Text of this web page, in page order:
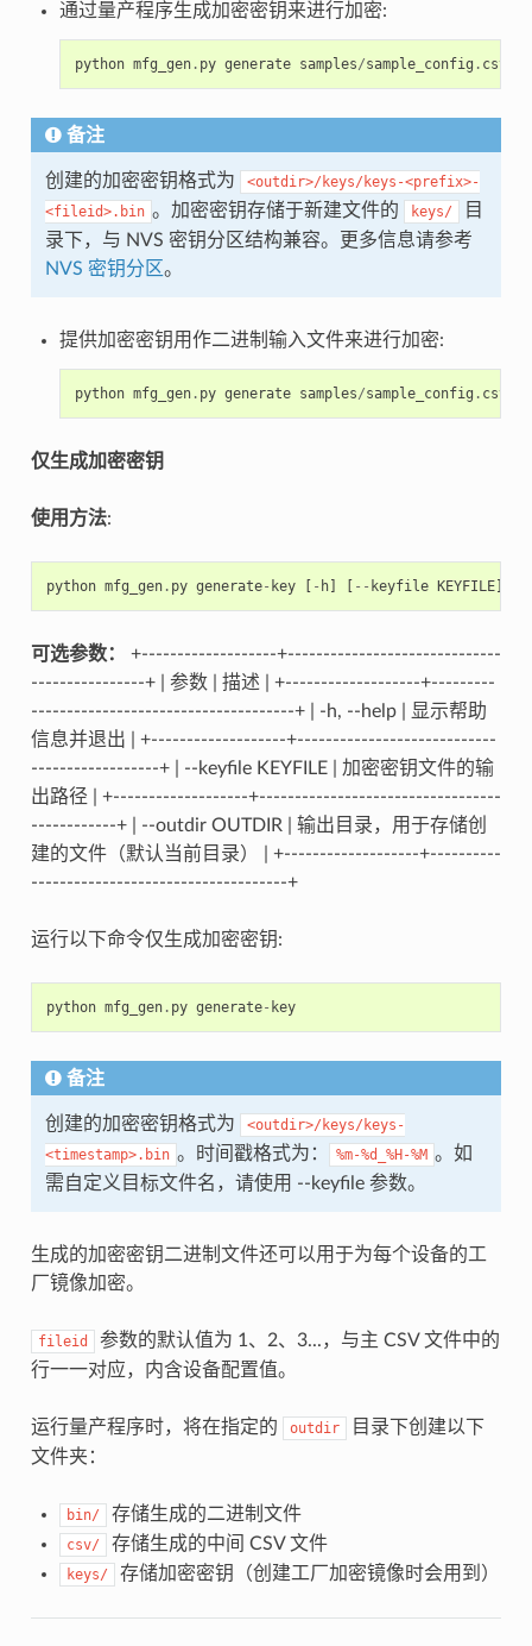
通过量产程序生成加密密钥来进行加密:
python mfg_gen. py generate samples/sample_config . csv
备注
创建的加密密钥格式为
<outdir>/keys/keys-<prefix>-
<fileid>.bin 。加密密钥存储于新建文件的 keys/
目
录下，与 NVS 密钥分区结构兼容。更多信息请参考
NVS 密钥分区。
提供加密密钥用作二进制输入文件来进行加密:
python mfg_gen. py generate samples/sample_config . csv
仅生成加密密钥
使用方法:
python mfg_gen. py generate- key - h] -- keyfile KEYFILE]
可选参数：
+-------------------+------------------------------
----------------+ | 参数 | 描述 | +-------------------+---------
-------------------------------------+ | -h, --help | 显示帮助
信息并退出 | +-------------------+----------------------------
------------------+ | --keyfile KEYFILE | 加密密钥文件的输
出路径 | +-------------------+----------------------------------
------------+ | --outdir OUTDIR | 输出目录，用于存储创
建的文件（默认当前目录） | +-------------------+----------
------------------------------------+
运行以下命令仅生成加密密钥:
python mfg_gen. py generate- key
备注
创建的加密密钥格式为
<outdir>/keys/keys-
<timestamp>.bin 。时间戳格式为： %m-%d_%H-%M 。如
需自定义目标文件名，请使用 --keyfile 参数。
生成的加密密钥二进制文件还可以用于为每个设备的工
厂镜像加密。
fileid
参数的默认值为 1、2、3...，与主 CSV 文件中的
行一一对应，内含设备配置值。
运行量产程序时，将在指定的 outdir
目录下创建以下
文件夹：
bin/ 存储生成的二进制文件
csv/ 存储生成的中间 CSV 文件
keys/ 存储加密密钥（创建工厂加密镜像时会用到）